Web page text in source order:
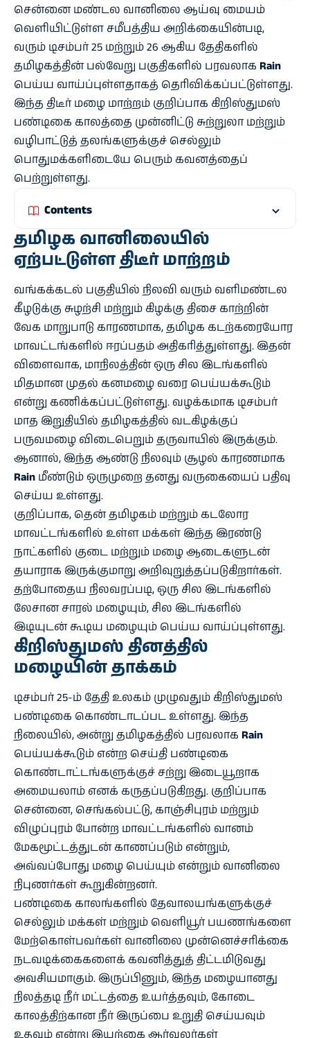
சென்னை மண்டல வானிலை ஆய்வு மையம்
வெளியிட்டுள்ள சமீபத்திய அறிக்கையின்படி,
வரும் டிசம்பர் 25 மற்றும் 26 ஆகிய தேதிகளில்
தமிழகத்தின் பல்வேறு பகுதிகளில் பரவலாக Rain
பெய்ய வாய்ப்புள்ளதாகத் தெரிவிக்கப்பட்டுள்ளது.
இந்த திடீர் மழை மாற்றம் குறிப்பாக கிறிஸ்துமஸ்
பண்டிகை காலத்தை முன்னிட்டு சுற்றுலா மற்றும்
வழிபாட்டுத் தலங்களுக்குச் செல்லும்
பொதுமக்களிடையே பெரும் கவனத்தைப்
பெற்றுள்ளது.
Contents
தமிழக வானிலையில்
ஏற்பட்டுள்ள திடீர் மாற்றம்
வங்கக்கடல் பகுதியில் நிலவி வரும் வளிமண்டல
கீழடுக்கு சுழற்சி மற்றும் கிழக்கு திசை காற்றின்
வேக மாறுபாடு காரணமாக, தமிழக கடற்கரையோர
மாவட்டங்களில் ஈரப்பதம் அதிகரித்துள்ளது. இதன்
விளைவாக, மாநிலத்தின் ஒரு சில இடங்களில்
மிதமான முதல் கனமழை வரை பெய்யக்கூடும்
என்று கணிக்கப்பட்டுள்ளது. வழக்கமாக டிசம்பர்
மாத இறுதியில் தமிழகத்தில் வடகிழக்குப்
பருவமழை விடைபெறும் தருவாயில் இருக்கும்.
ஆனால், இந்த ஆண்டு நிலவும் சூழல் காரணமாக
Rain மீண்டும் ஒருமுறை தனது வருகையைப் பதிவு
செய்ய உள்ளது.
குறிப்பாக, தென் தமிழகம் மற்றும் கடலோர
மாவட்டங்களில் உள்ள மக்கள் இந்த இரண்டு
நாட்களில் குடை மற்றும் மழை ஆடைகளுடன்
தயாராக இருக்குமாறு அறிவுறுத்தப்படுகிறார்கள்.
தற்போதைய நிலவரப்படி, ஒரு சில இடங்களில்
லேசான சாரல் மழையும், சில இடங்களில்
இடியுடன் கூடிய மழையும் பெய்ய வாய்ப்புள்ளது.
கிறிஸ்துமஸ் தினத்தில்
மழையின் தாக்கம்
டிசம்பர் 25-ம் தேதி உலகம் முழுவதும் கிறிஸ்துமஸ்
பண்டிகை கொண்டாடப்பட உள்ளது. இந்த
நிலையில், அன்று தமிழகத்தில் பரவலாக Rain
பெய்யக்கூடும் என்ற செய்தி பண்டிகை
கொண்டாட்டங்களுக்குச் சற்று இடையூறாக
அமையலாம் எனக் கருதப்படுகிறது. குறிப்பாக
சென்னை, செங்கல்பட்டு, காஞ்சிபுரம் மற்றும்
விழுப்புரம் போன்ற மாவட்டங்களில் வானம்
மேகமூட்டத்துடன் காணப்படும் என்றும்,
அவ்வப்போது மழை பெய்யும் என்றும் வானிலை
நிபுணர்கள் கூறுகின்றனர்.
பண்டிகை காலங்களில் தேவாலயங்களுக்குச்
செல்லும் மக்கள் மற்றும் வெளியூர் பயணங்களை
மேற்கொள்பவர்கள் வானிலை முன்னெச்சரிக்கை
நடவடிக்கைகளைக் கவனித்துத் திட்டமிடுவது
அவசியமாகும். இருப்பினும், இந்த மழையானது
நிலத்தடி நீர் மட்டத்தை உயர்த்தவும், கோடை
காலத்திற்கான நீர் இருப்பை உறுதி செய்யவும்